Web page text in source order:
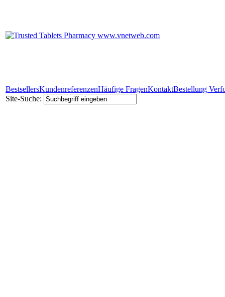
BestsellersKundenreferenzenHäufige FragenKontaktBestellung
Site-Suche: